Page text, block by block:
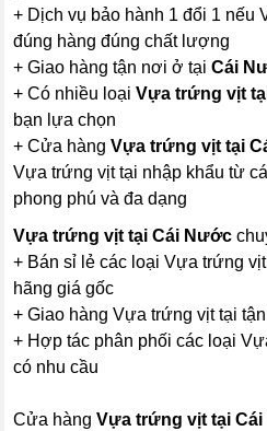
+ Dịch vụ bảo hành 1 đổi 1 nếu
đúng hàng đúng chất lượng
+ Giao hàng tận nơi ở tạiCái
+ Có nhiều loạiVựa trứng vịt
bạn lựa chọn
+ Cửa hàngVựa trứng vịt tại
Vựa trứng vịt tại nhập khẩu từ
phong phú và đa dạng
Vựa trứng vịt tại Cái Nước
+ Bán sỉ lẻ các loại Vựa trứng
hãng giá gốc
+ Giao hàng Vựa trứng vịt tại
+ Hợp tác phân phối các loại
có nhu cầu
Cửa hàngVựa trứng vịt tại